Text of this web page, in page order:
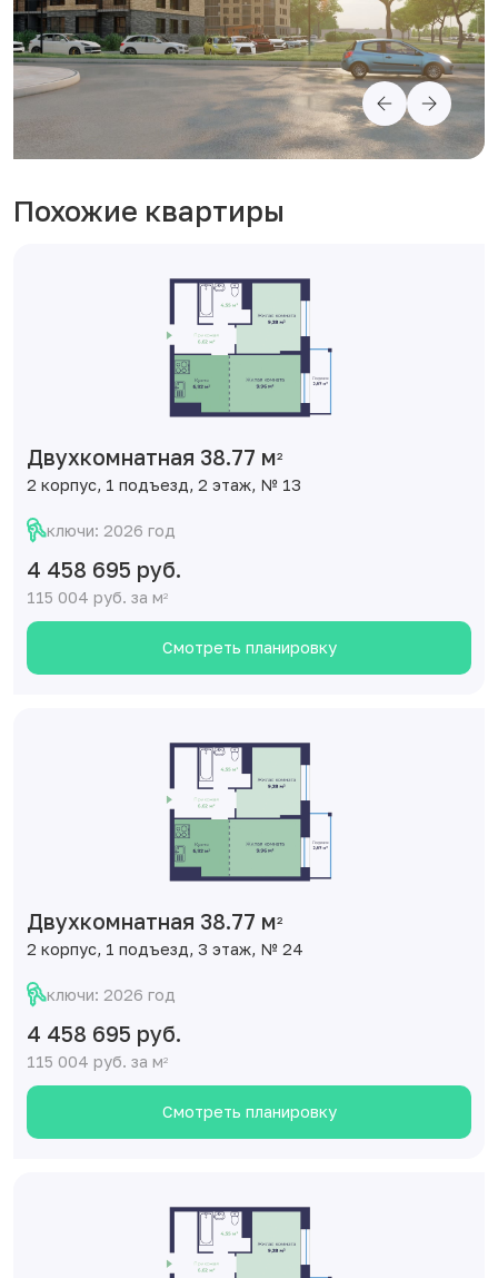
Похожие квартиры
Двухкомнатная 38.77 м2
2 корпус, 1 подъезд, 2 этаж, № 13
ключи: 2026 год
4 458 695 руб.
115 004 руб. за м2
Смотреть планировку
Двухкомнатная 38.77 м2
2 корпус, 1 подъезд, 3 этаж, № 24
ключи: 2026 год
4 458 695 руб.
115 004 руб. за м2
Смотреть планировку